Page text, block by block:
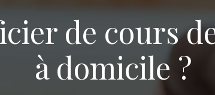
de cours
à domicile ?